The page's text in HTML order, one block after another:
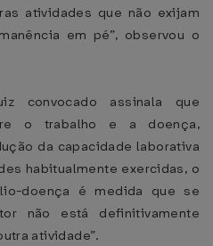
atividades que não exijam
em pé”, observou o
convocado assinala que
o trabalho e a doença,
da capacidade laborativa
habitualmente exercidas, o
doença é medida que se
não está definitivamente
atividade”.